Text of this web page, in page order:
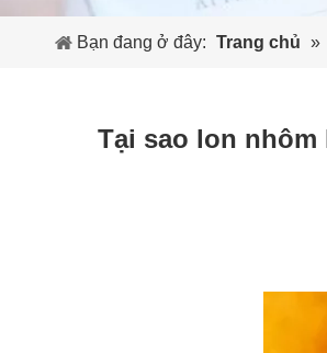
Bạn đang ở đây: Trang chủ »
Tại sao lon